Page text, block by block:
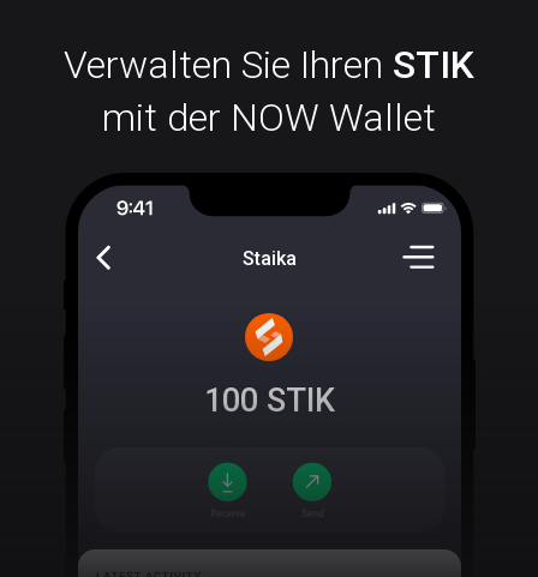
Verwalten Sie Ihren STIK
mit der NOW Wallet
Staika
100 STIK